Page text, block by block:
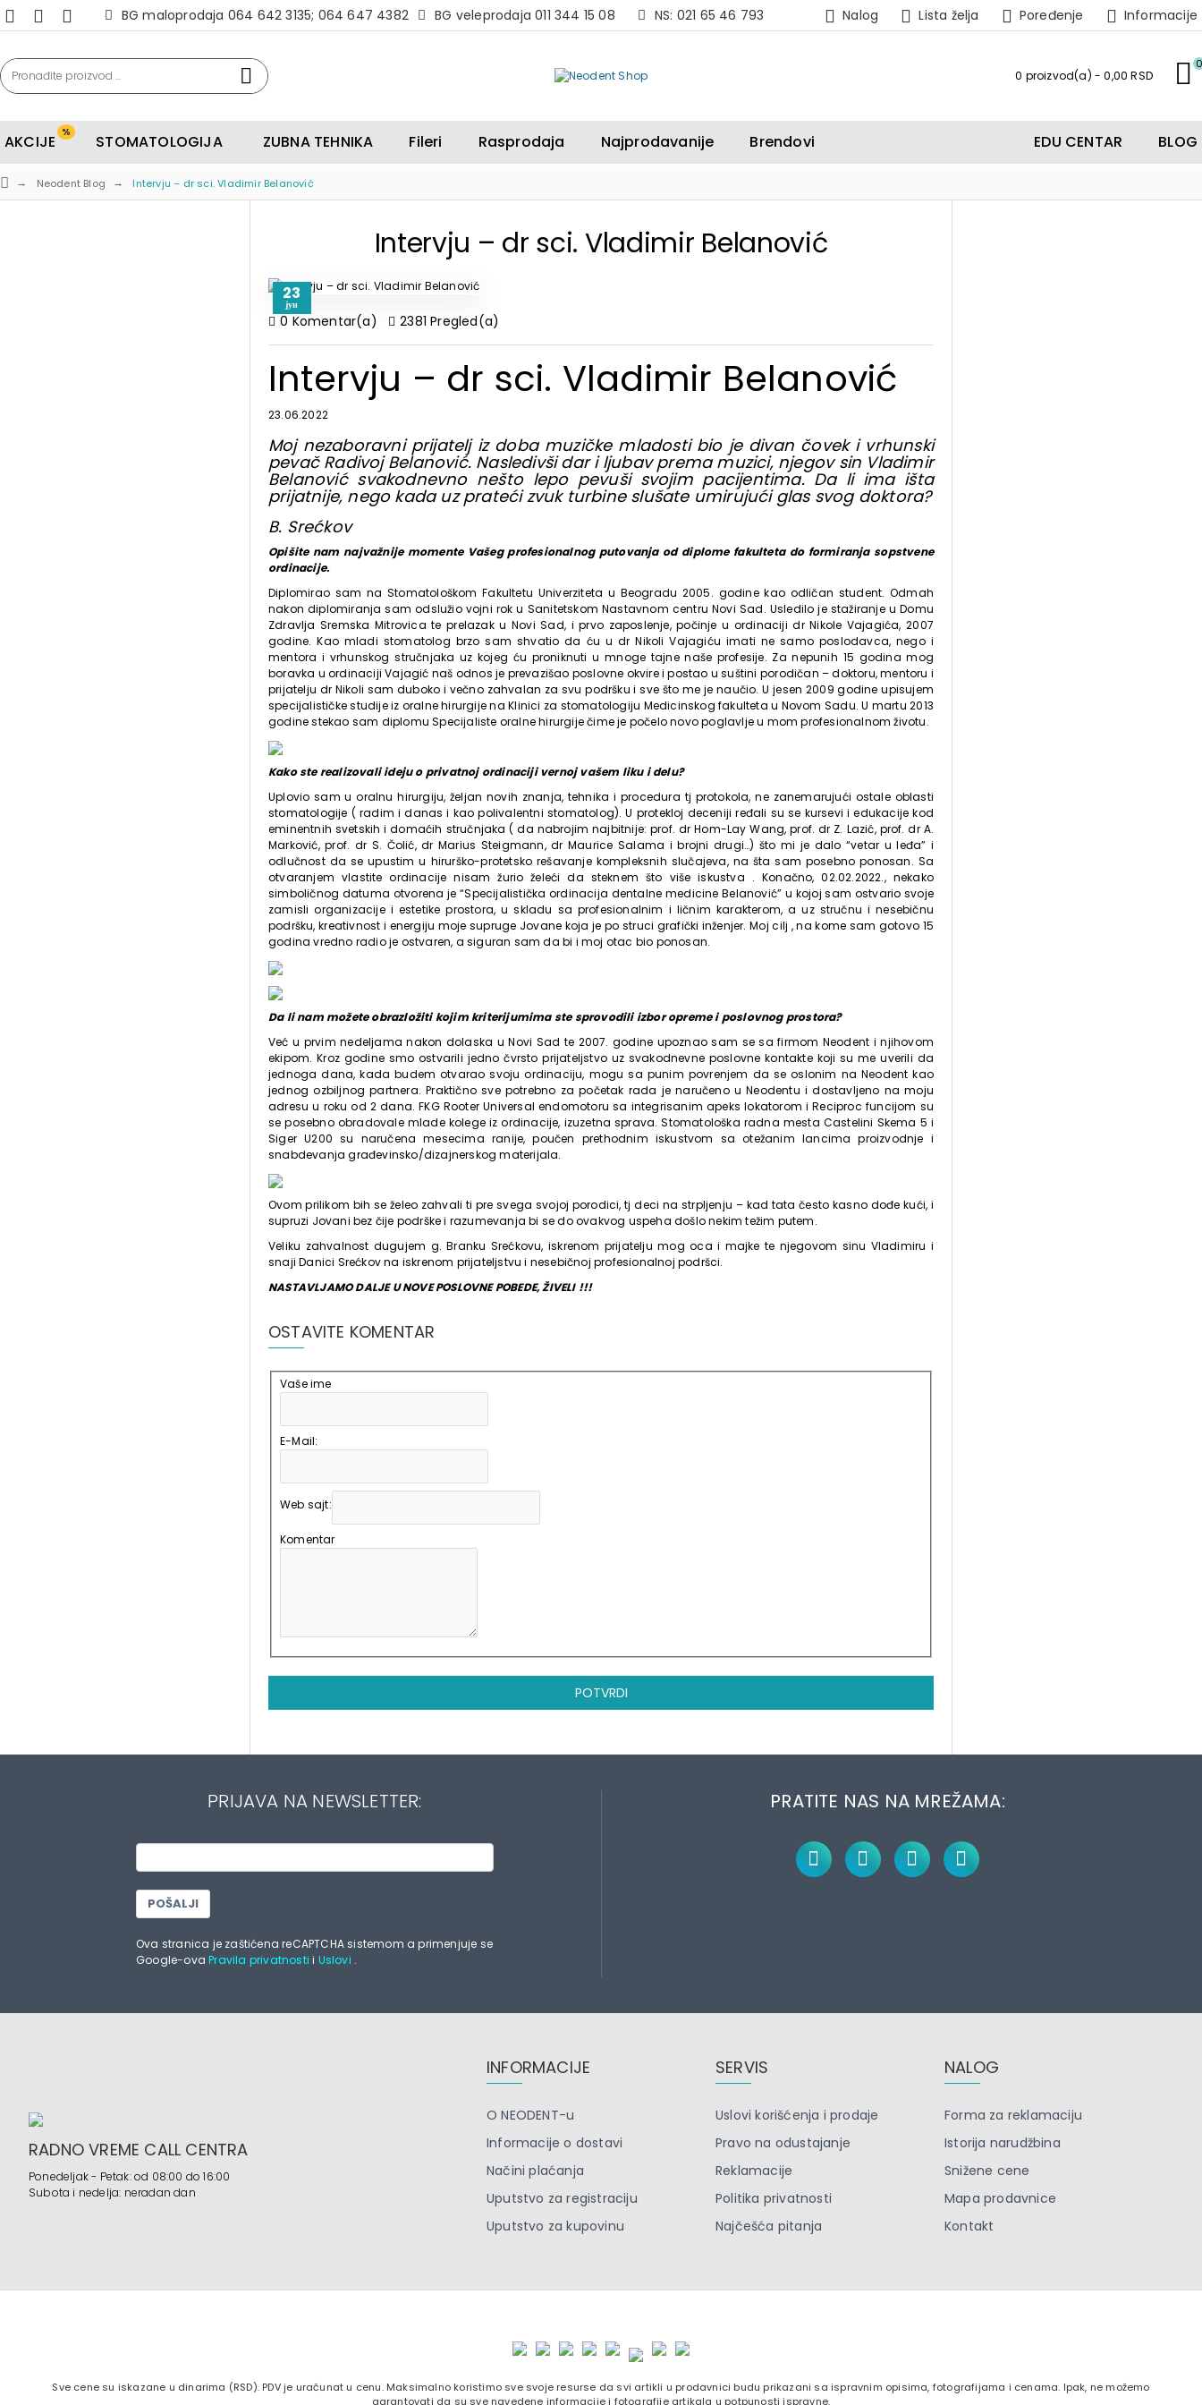
BG maloprodaja 064 642 3135; 064 647 4382 BG veleprodaja 011 344 15 08 NS: 021 65 46 793 Nalog Lista želja Poređenje Informacije
0 proizvod(a) - 0,00 RSD
0
AKCIJE % STOMATOLOGIJA ZUBNA TEHNIKA Fileri Rasprodaja Najprodavanije Brendovi EDU CENTAR BLOG
Neodent Blog Intervju – dr sci. Vladimir Belanović
Intervju – dr sci. Vladimir Belanović
23
јун
0 Komentar(a) 2381 Pregled(a)
Intervju – dr sci. Vladimir Belanović
23.06.2022
Moj nezaboravni prijatelj iz doba muzičke mladosti bio je divan čovek i vrhunski
pevač Radivoj Belanović. Nasledivši dar i ljubav prema muzici, njegov sin Vladimir
Belanović svakodnevno nešto lepo pevuši svojim pacijentima. Da li ima išta
prijatnije, nego kada uz prateći zvuk turbine slušate umirujući glas svog doktora?
B. Srećkov
Opišite nam najvažnije momente Vašeg profesionalnog putovanja od diplome fakulteta do formiranja sopstvene
ordinacije.
Diplomirao sam na Stomatološkom Fakultetu Univerziteta u Beogradu 2005. godine kao odličan student. Odmah
nakon diplomiranja sam odslužio vojni rok u Sanitetskom Nastavnom centru Novi Sad. Usledilo je stažiranje u Domu
Zdravlja Sremska Mitrovica te prelazak u Novi Sad, i prvo zaposlenje, počinje u ordinaciji dr Nikole Vajagića, 2007
godine. Kao mladi stomatolog brzo sam shvatio da ću u dr Nikoli Vajagiću imati ne samo poslodavca, nego i
mentora i vrhunskog stručnjaka uz kojeg ću proniknuti u mnoge tajne naše profesije. Za nepunih 15 godina mog
boravka u ordinaciji Vajagić naš odnos je prevazišao poslovne okvire i postao u suštini porodičan – doktoru, mentoru i
prijatelju dr Nikoli sam duboko i večno zahvalan za svu podršku i sve što me je naučio. U jesen 2009 godine upisujem
specijalističke studije iz oralne hirurgije na Klinici za stomatologiju Medicinskog fakulteta u Novom Sadu. U martu 2013
godine stekao sam diplomu Specijaliste oralne hirurgije čime je počelo novo poglavlje u mom profesionalnom životu.
Kako ste realizovali ideju o privatnoj ordinaciji vernoj vašem liku i delu?
Uplovio sam u oralnu hirurgiju, željan novih znanja, tehnika i procedura tj protokola, ne zanemarujući ostale oblasti
stomatologije ( radim i danas i kao polivalentni stomatolog). U protekloj deceniji ređali su se kursevi i edukacije kod
eminentnih svetskih i domaćih stručnjaka ( da nabrojim najbitnije: prof. dr Hom-Lay Wang, prof. dr Z. Lazić, prof. dr A.
Marković, prof. dr S. Čolić, dr Marius Steigmann, dr Maurice Salama i brojni drugi…) što mi je dalo “vetar u leđa” i
odlučnost da se upustim u hirurško-protetsko rešavanje kompleksnih slučajeva, na šta sam posebno ponosan. Sa
otvaranjem vlastite ordinacije nisam žurio želeći da steknem što više iskustva . Konačno, 02.02.2022., nekako
simboličnog datuma otvorena je “Specijalistička ordinacija dentalne medicine Belanović” u kojoj sam ostvario svoje
zamisli organizacije i estetike prostora, u skladu sa profesionalnim i ličnim karakterom, a uz stručnu i nesebičnu
podršku, kreativnost i energiju moje supruge Jovane koja je po struci grafički inženjer. Moj cilj , na kome sam gotovo 15
godina vredno radio je ostvaren, a siguran sam da bi i moj otac bio ponosan.
Da li nam možete obrazložiti kojim kriterijumima ste sprovodili izbor opreme i poslovnog prostora?
Već u prvim nedeljama nakon dolaska u Novi Sad te 2007. godine upoznao sam se sa firmom Neodent i njihovom
ekipom. Kroz godine smo ostvarili jedno čvrsto prijateljstvo uz svakodnevne poslovne kontakte koji su me uverili da
jednoga dana, kada budem otvarao svoju ordinaciju, mogu sa punim povrenjem da se oslonim na Neodent kao
jednog ozbiljnog partnera. Praktično sve potrebno za početak rada je naručeno u Neodentu i dostavljeno na moju
adresu u roku od 2 dana. FKG Rooter Universal endomotoru sa integrisanim apeks lokatorom i Reciproc funcijom su
se posebno obradovale mlade kolege iz ordinacije, izuzetna sprava. Stomatološka radna mesta Castelini Skema 5 i
Siger U200 su naručena mesecima ranije, poučen prethodnim iskustvom sa otežanim lancima proizvodnje i
snabdevanja građevinsko/dizajnerskog materijala.
Ovom prilikom bih se želeo zahvali ti pre svega svojoj porodici, tj deci na strpljenju – kad tata često kasno dođe kući, i
supruzi Jovani bez čije podrške i razumevanja bi se do ovakvog uspeha došlo nekim težim putem.
Veliku zahvalnost dugujem g. Branku Srećkovu, iskrenom prijatelju mog oca i majke te njegovom sinu Vladimiru i
snaji Danici Srećkov na iskrenom prijateljstvu i nesebičnoj profesionalnoj podršci.
NASTAVLJAMO DALJE U NOVE POSLOVNE POBEDE, ŽIVELI !!!
OSTAVITE KOMENTAR
Vaše ime
E-Mail:
Web sajt:
Komentar
POTVRDI
PRIJAVA NA NEWSLETTER:
POŠALJI
Ova stranica je zaštićena reCAPTCHA sistemom a primenjuje se
Google-ovaPravila privatnosti i Uslovi .
PRATITE NAS NA MREŽAMA:
RADNO VREME CALL CENTRA
Ponedeljak - Petak: od 08:00 do 16:00
Subota i nedelja: neradan dan
INFORMACIJE
O NEODENT-u
Informacije o dostavi
Načini plaćanja
Uputstvo za registraciju
Uputstvo za kupovinu
SERVIS
Uslovi korišćenja i prodaje
Pravo na odustajanje
Reklamacije
Politika privatnosti
Najčešća pitanja
NALOG
Forma za reklamaciju
Istorija narudžbina
Snižene cene
Mapa prodavnice
Kontakt
Sve cene su iskazane u dinarima (RSD). PDV je uračunat u cenu. Maksimalno koristimo sve svoje resurse da svi artikli u prodavnici budu prikazani sa ispravnim opisima, fotografijama i cenama. Ipak, ne možemo
garantovati da su sve navedene informacije i fotografije artikala u potpunosti ispravne.